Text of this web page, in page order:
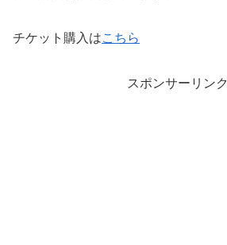
チケット購入はこちら
スポンサーリンク